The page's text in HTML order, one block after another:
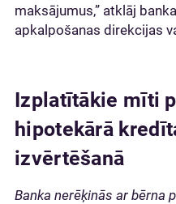
maksājumus,” atklāj
apkalpošanas direkcijas
Izplatītākie mīti
hipotekārā
izvērtēšanā
Banka nerēķinās ar bērna